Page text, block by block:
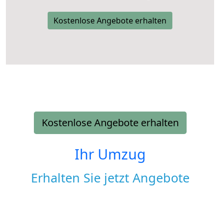
Kostenlose Angebote erhalten
Kostenlose Angebote erhalten
Ihr Umzug
Erhalten Sie jetzt Angebote